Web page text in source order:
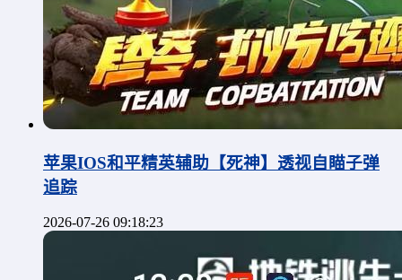
苹果IOS和平精英辅助【死神】透视自瞄子弹
追踪
2026-07-26 09:18:23